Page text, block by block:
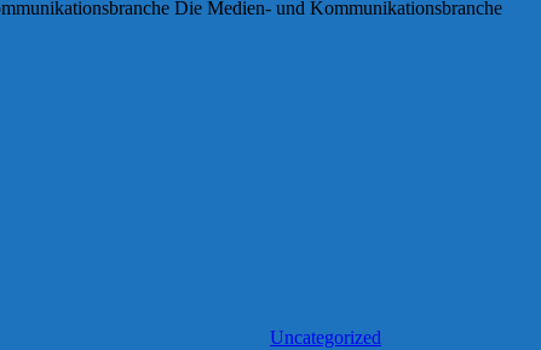
Die Medien- und Kommunikationsbranche
Uncategorized